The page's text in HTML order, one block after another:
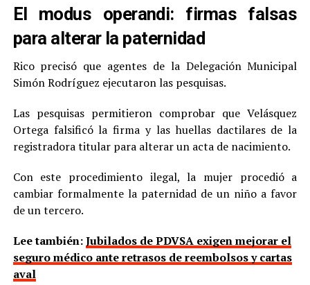
El modus operandi: firmas falsas
para alterar la paternidad
Rico precisó que agentes de la Delegación Municipal
Simón Rodríguez ejecutaron las pesquisas.
Las pesquisas permitieron comprobar que Velásquez
Ortega falsificó la firma y las huellas dactilares de la
registradora titular para alterar un acta de nacimiento.
Con este procedimiento ilegal, la mujer procedió a
cambiar formalmente la paternidad de un niño a favor
de un tercero.
Lee también:Jubilados de PDVSA exigen mejorar el
seguro médico ante retrasos de reembolsos y cartas
aval